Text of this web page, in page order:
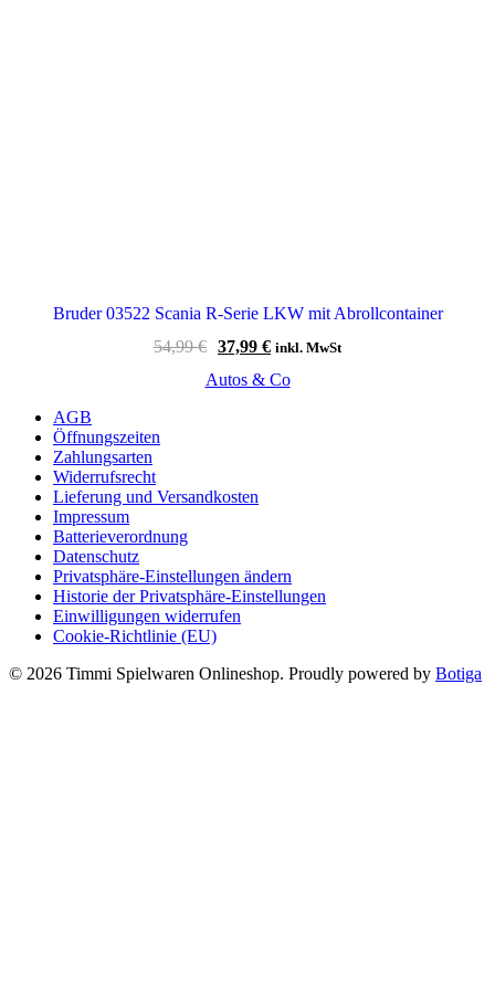
Bruder 03522 Scania R-Serie LKW mit Abrollcontainer
54,99€ Ursprünglicher
war:
37,99 €Aktueller
ist:
inkl. MwSt
Autos & Co
AGB
Öffnungszeiten
Zahlungsarten
Widerrufsrecht
Lieferung und Versandkosten
Impressum
Batterieverordnung
Datenschutz
Privatsphäre-Einstellungen ändern
Historie der Privatsphäre-Einstellungen
Einwilligungen widerrufen
Cookie-Richtlinie (EU)
© 2026 Timmi Spielwaren Onlineshop. Proudly powered by Botiga